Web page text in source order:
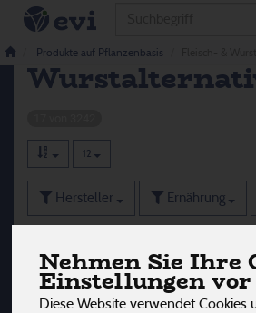
Nehmen Sie Ihre
Einstellungen vor
Diese Website verwendet Cookies
Produkte auf Pflanzenbasis
Fleisch- &
12
Hersteller Ernährung